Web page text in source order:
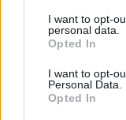
I want to opt-
personal data.
Opted In
I want to opt-
Personal Data.
Opted In
preço base de
6 Agosto, 2026 - 11:54